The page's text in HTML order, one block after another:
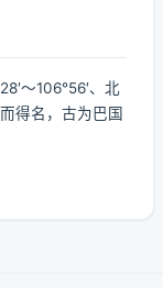
～106°56′、北
得名，古为巴国